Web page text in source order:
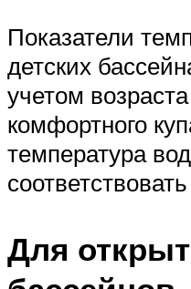
Показатели
детских
учетом
комфортного
температура
Для